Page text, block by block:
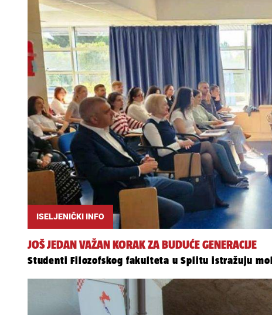
ISELJENIČKI INFO
JOŠ JEDAN VAŽAN KORAK ZA BUDUĆE GENERACIJE
Studenti Filozofskog fakulteta u Splitu istražuju